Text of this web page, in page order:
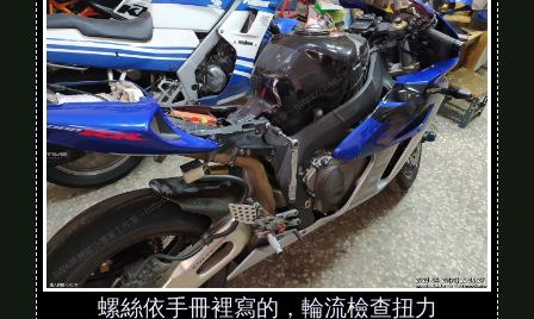
螺絲依手冊裡寫的，輪流檢查扭力